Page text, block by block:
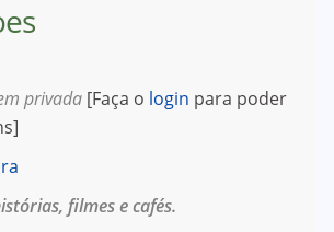
privada [Faça o login para poder
filmes e cafés.